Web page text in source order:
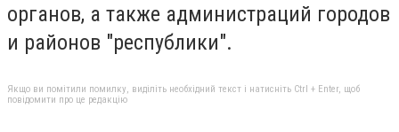
органов, а также администраций городов
и районов "республики".
Якщо ви помітили помилку, виділіть необхідний текст і натисніть Ctrl + Enter, щоб
повідомити про це редакцію